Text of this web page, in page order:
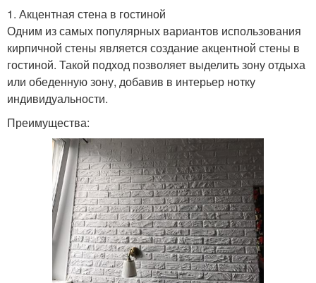
1. Акцентная стена в гостиной
Одним из самых популярных вариантов использования
кирпичной стены является создание акцентной стены в
гостиной. Такой подход позволяет выделить зону отдыха
или обеденную зону, добавив в интерьер нотку
индивидуальности.
Преимущества: